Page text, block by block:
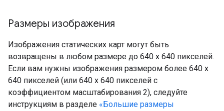
Размеры изображения
Изображения статических карт могут быть
возвращены в любом размере до 640 x 640 пикселей.
Если вам нужны изображения размером более 640 x
640 пикселей (или 640 x 640 пикселей с
коэффициентом масштабирования 2), следуйте
инструкциям в разделе «Большие размеры